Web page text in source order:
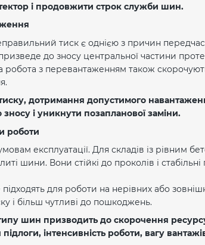
і продовжити строк служби шин.
тиск є однією з причин
до зносу центральної частини
робота з перевантаженням також
дотримання допустимого
і уникнути позапланової заміни.
роботи
експлуатації. Для складів із рівним
шини. Вони стійкі до проколів і
для роботи на нерівних або
і більш чутливі до пошкоджень.
шин призводить до скорочення
інтенсивність роботи, вагу